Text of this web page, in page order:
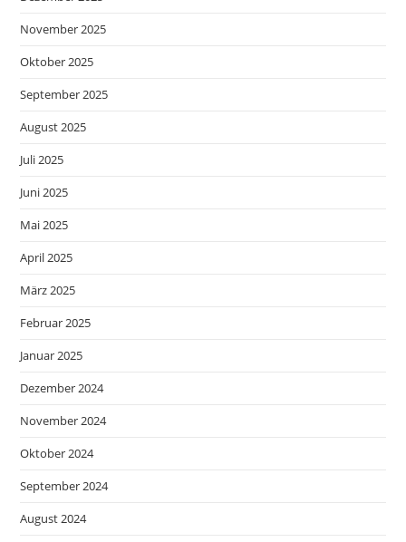
November 2025
Oktober 2025
September 2025
August 2025
Juli 2025
Juni 2025
Mai 2025
April 2025
März 2025
Februar 2025
Januar 2025
Dezember 2024
November 2024
Oktober 2024
September 2024
August 2024